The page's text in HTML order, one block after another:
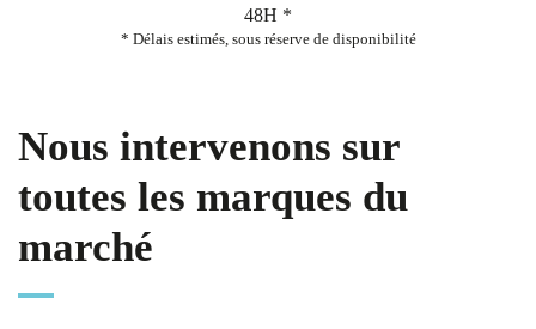
48H *
* Délais estimés, sous réserve de disponibilité
Nous intervenons sur
toutes les marques du
marché